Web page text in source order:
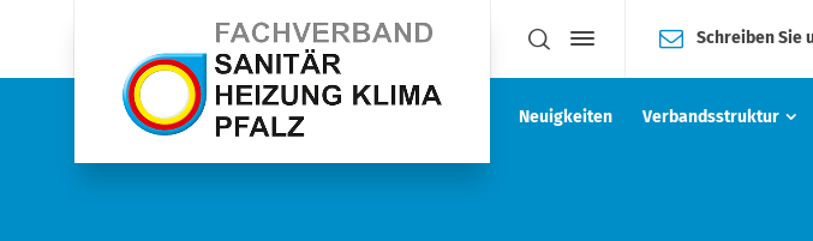
Schreiben Sie
Neuigkeiten Verbandsstruktur